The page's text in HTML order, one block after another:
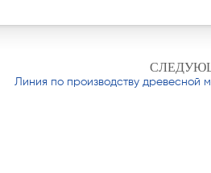
Линия по производству древесной